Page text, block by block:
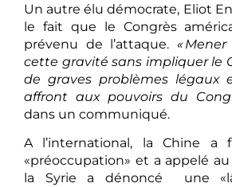
Un autre élu démocrate, Eliot
le fait que le Congrès
prévenu de l’attaque. «
cette gravité sans impliquer le
de graves problèmes légaux
affront aux pouvoirs du
dans un communiqué.
A l’international, la Chine
«préoccupation» et a appelé
la Syrie a dénoncé une